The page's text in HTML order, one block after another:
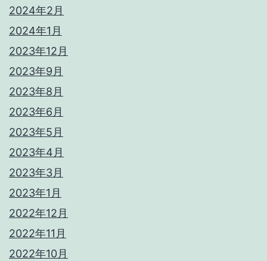
2024年2月
2024年1月
2023年12月
2023年9月
2023年8月
2023年6月
2023年5月
2023年4月
2023年3月
2023年1月
2022年12月
2022年11月
2022年10月